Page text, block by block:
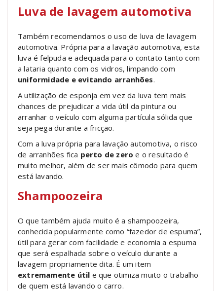
Luva de lavagem automotiva
Também recomendamos o uso de luva de lavagem
automotiva. Própria para a lavação automotiva, esta
luva é felpuda e adequada para o contato tanto com
a lataria quanto com os vidros, limpando com
uniformidade e evitando arranhões.
A utilização de esponja em vez da luva tem mais
chances de prejudicar a vida útil da pintura ou
arranhar o veículo com alguma partícula sólida que
seja pega durante a fricção.
Com a luva própria para lavação automotiva, o risco
de arranhões fica perto de zero e o resultado é
muito melhor, além de ser mais cômodo para quem
está lavando.
Shampoozeira
O que também ajuda muito é a shampoozeira,
conhecida popularmente como “fazedor de espuma”,
útil para gerar com facilidade e economia a espuma
que será espalhada sobre o veículo durante a
lavagem propriamente dita. É um item
extremamente útil e que otimiza muito o trabalho
de quem está lavando o carro.